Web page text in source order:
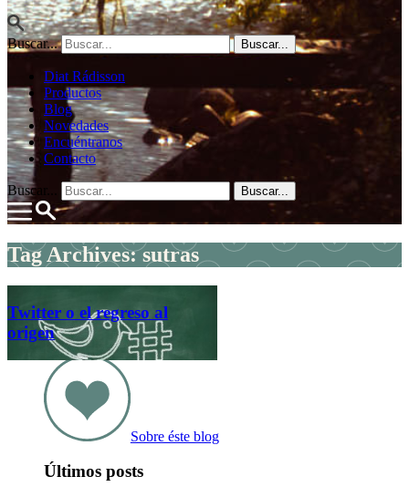
Buscar...
Diat Rádisson
Productos
Blog
Novedades
Encuéntranos
Contacto
Buscar...
Tag Archives: sutras
Twitter o el regreso al
origen
Sobre éste blog
Últimos posts